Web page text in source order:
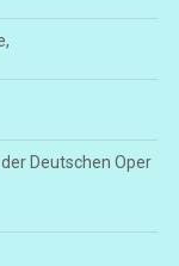
Deutschen Oper